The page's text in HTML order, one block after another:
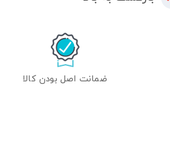
ضمانت اصل بودن کالا